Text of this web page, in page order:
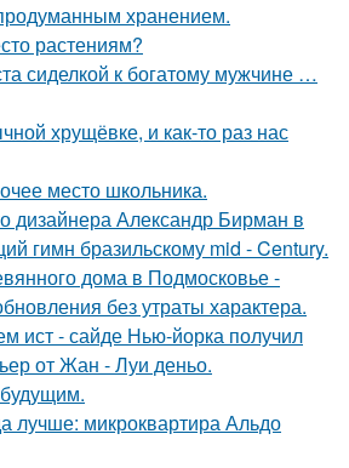
хранением.
растениям?
сиделкой к богатому мужчине …
хрущёвке, и как-то раз нас
место школьника.
дизайнера Александр Бирман в
гимн бразильскому mid - Century.
дома в Подмосковье -
без утраты характера.
ист - сайде Нью-йорка получил
от Жан - Луи деньо.
лучше: микроквартира Альдо